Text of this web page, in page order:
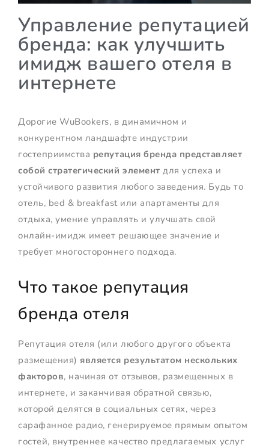
Управление репутацией
бренда: как улучшить
имидж вашего отеля в
интернете
Дорогие WuBookers, в динамичном и
конкурентном ландшафте индустрии
гостеприимства репутация бренда представляет
собой стратегический элемент для успеха и
устойчивого развития любого заведения. Будь то
отель, bed & breakfast или апартаменты для
отдыха, умение управлять и улучшать свой
онлайн-имидж имеет решающее значение и
требует многостороннего подхода.
Что такое репутация
бренда отеля
Репутация отеля (или любого другого объекта
размещения) является результатом нескольких
факторов, начиная от отзывов, размещенных в
интернете, и заканчивая обратной связью,
которой делятся в социальных сетях, через
сарафанное радио, генерируемое прямым опытом
гостей, внутреннее качество предлагаемых услуг